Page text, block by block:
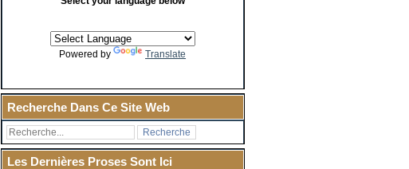
Powered by Translate
Recherche Dans Ce Site Web
Les Dernières Proses Sont Ici